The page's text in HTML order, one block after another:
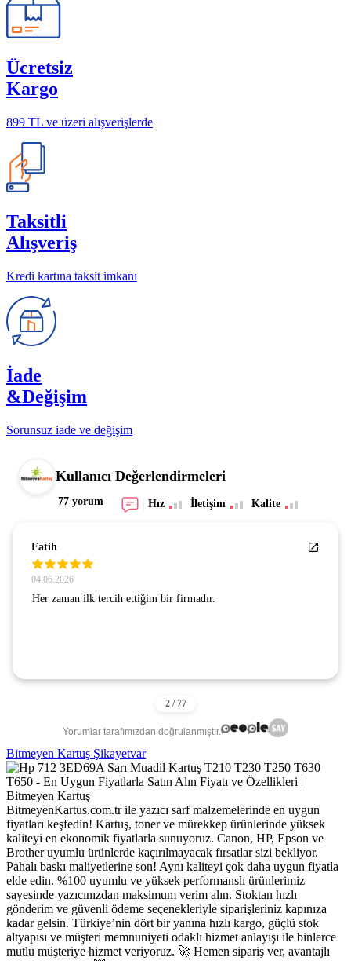
Ücretsiz
Kargo
899 TL ve üzeri alışverişlerde
Taksitli
Alışveriş
Kredi kartına taksit imkanı
İade
&Değişim
Sorunsuz iade ve değişim
Kullanıcı Değerlendirmeleri
77 yorum Hız İletişim Kalite
SEZGİN GÜNAY
24.07.2026
GÜVENLİ BİR SİTE . GÖNÜL RAHATLIĞIYLA
Yorumlar tarafımızdan doğrulanmıştır.
Bitmeyen Kartuş Şikayetvar
BitmeyenKartus.com.tr ile yazıcı sarf malzemelerinde en uygun
fiyatları keşfedin! Kartuş, toner ve mürekkep ürünlerinde yüksek
kaliteyi en ekonomik fiyatlarla sunuyoruz. Canon, HP, Epson ve
Brother uyumlu ürünlerde kaçırılmayacak fırsatlar sizi bekliyor.
Pahalı baskı maliyetlerine son! Aynı kaliteyi çok daha uygun fiyatla
elde edin. %100 uyumlu ve yüksek performanslı ürünlerimiz
sayesinde yazıcınızdan maksimum verim alın. Stoktan hızlı
gönderim ve güvenli ödeme seçenekleriyle siparişleriniz kapınıza
kadar gelsin. Türkiye’nin dört bir yanına hızlı kargo, güçlü stok
altyapısı ve müşteri memnuniyeti odaklı hizmet anlayışı ile binlerce
mutlu müşteriye hizmet veriyoruz. 🚀 Hemen sipariş ver, avantajlı